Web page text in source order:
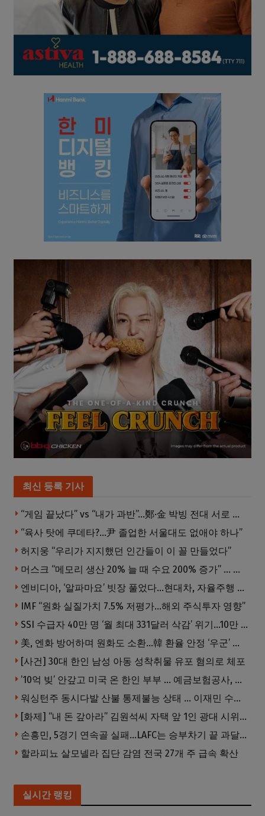
최신 등록 기사
“게임 끝났다” vs “내가 과반”…鄭·金 박빙 전대 서로 우위 주장
“육사 탓에 쿠데타?…尹 졸업한 서울대도 없애야 하나”
허지웅 “우리가 지지했던 인간들이 이 꼴 만들었다”
머스크 “메모리 생산 20% 늘 때 수요 200% 증가” … 반도체 매출 1조달러 눈 앞
엔비디아, ‘알파마요’ 빗장 풀었다…현대차, 자율주행 속도내나
IMF “원화 실질가치 7.5% 저평가…해외 주식투자 영향”
SSI 수급자 40만 명 ‘월 최대 331달러 삭감’ 위기…10만 명은 수급자격 상실
美, 엔화 방어하며 원화도 소환…韓 환율 안정 ‘우군’ 되나
[사건] 30대 한인 남성 아동 성착취물 유포 혐의로 체포
’10억 빚’ 안갚고 미국 온 한인 부부 … 예금보험공사, 미국서 소송
워싱턴주 동시다발 산불 통제불능 상태 … 이재민 수십만명
[화제] “내 돈 갚아라” 김원석씨 자택 앞 1인 광대 시위 … 한인 투자사, “108만 달러 못받아”
손흥민, 5경기 연속골 실패…LAFC는 승부차기 끝 과달라하라 격파
할라피뇨 살모넬라 집단 감염 전국 27개 주 급속 확산
실시간 랭킹